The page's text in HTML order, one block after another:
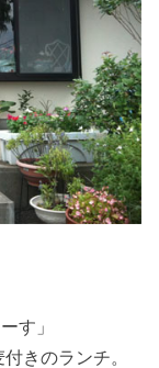
す」
きのランチ。